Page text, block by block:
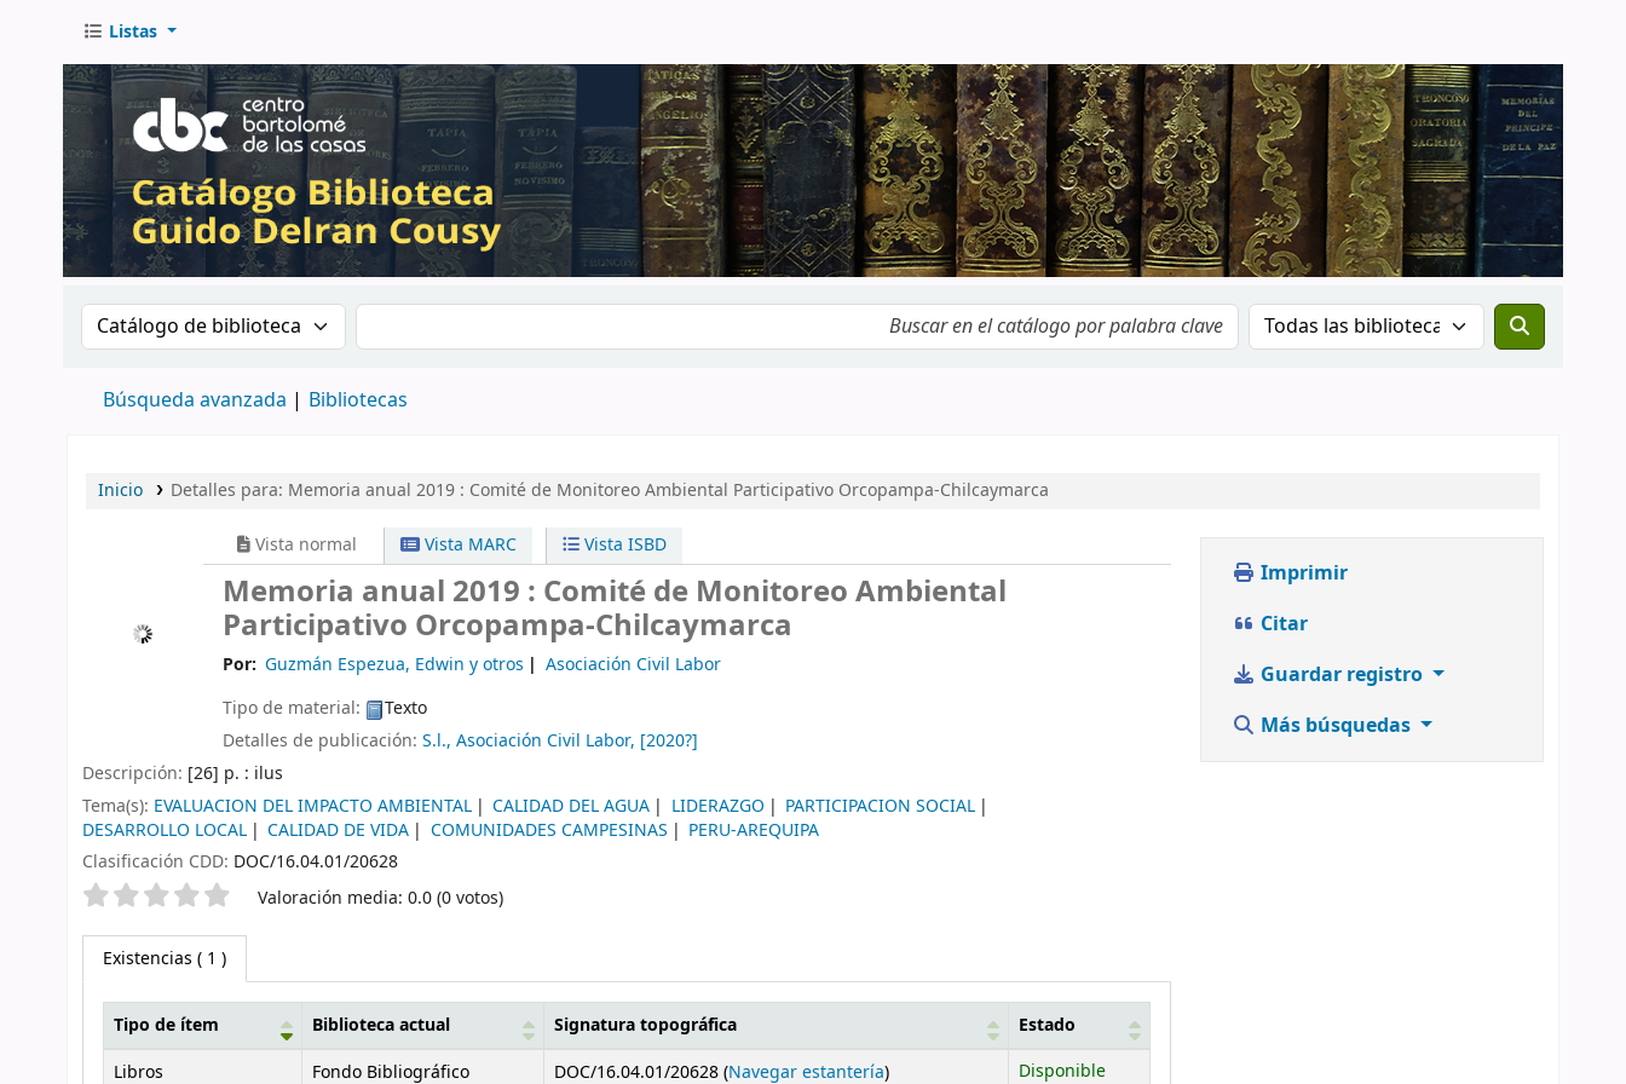
Listas
Buscar en el catálogo por:Buscar en el catálogo por palabra clave
Búsqueda avanzada Bibliotecas
Inicio Detalles para: Memoria anual 2019 : Comité de Monitoreo Ambiental Participativo Orcopampa-Chilcaymarca
Vista normal Vista MARC Vista ISBD
Memoria anual 2019 : Comité de Monitoreo Ambiental
Participativo Orcopampa-Chilcaymarca
Por: Guzmán Espezua, Edwin y otros
Asociación Civil Labor
Tipo de material:
Texto
Detalles de publicación: S.l., Asociación Civil Labor, [2020?]
Descripción: [26] p. : ilus
Tema(s): EVALUACION DEL IMPACTO AMBIENTAL CALIDAD DEL AGUA LIDERAZGO
PARTICIPACION SOCIAL
DESARROLLO LOCAL
CALIDAD DE VIDA COMUNIDADES CAMPESINAS
PERU-AREQUIPA
Clasificación CDD: DOC/16.04.01/20628
Valoración Valoración media: 0.0 (0 votos)
Existencias ( 1 )
Existencias
Tipo de ítem Biblioteca actual Signatura topográfica
Estado
Libros
Fondo Bibliográfico DOC/16.04.01/20628 (Navegar estantería(Abre debajo)
) Disponible
Imprimir
Citar
Guardar registro
Más búsquedas